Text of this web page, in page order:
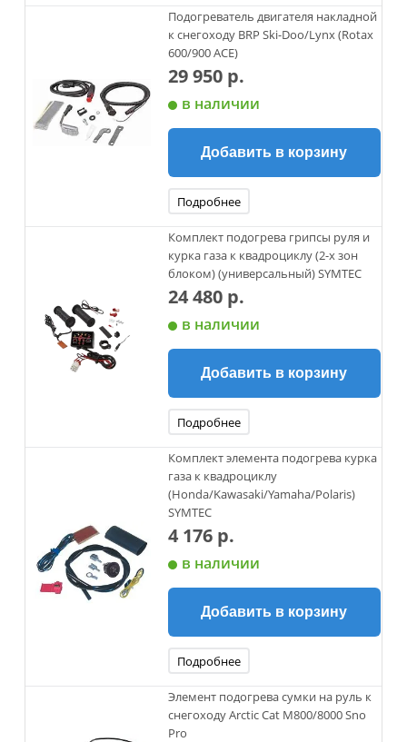
Подогреватель двигателя накладной
к снегоходу BRP Ski-Doo/Lynx (Rotax
600/900 АСЕ)
29 950 р.
в наличии
Добавить в корзину
Подробнее
Комплект подогрева грипсы руля и
курка газа к квадроциклу (2-х зон
блоком) (универсальный) SYMTEC
24 480 р.
в наличии
Добавить в корзину
Подробнее
Комплект элемента подогрева курка
газа к квадроциклу
(Honda/Kawasaki/Yamaha/Polaris)
SYMTEC
4 176 р.
в наличии
Добавить в корзину
Подробнее
Элемент подогрева сумки на руль к
снегоходу Arctic Cat M800/8000 Sno
Pro